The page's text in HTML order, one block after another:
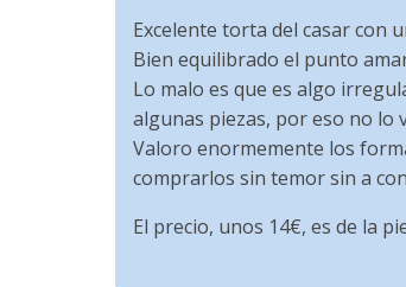
Excelente torta del casar con
Bien equilibrado el punto
Lo malo es que es algo
algunas piezas, por eso no lo
Valoro enormemente los
comprarlos sin temor sin a
El precio, unos 14€, es de la